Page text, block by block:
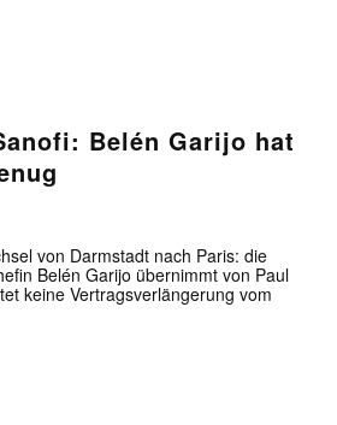
Belén Garijo hat
von Darmstadt nach Paris: die
Belén Garijo übernimmt von Paul
keine Vertragsverlängerung vom